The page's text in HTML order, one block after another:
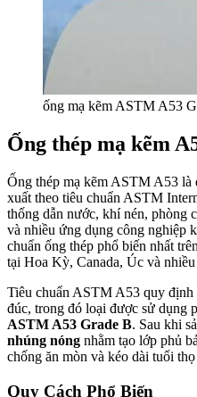
ống mạ kẽm ASTM A53
Ống thép mạ kẽm
Ống thép mạ kẽm ASTM A53 là
xuất theo tiêu chuẩn ASTM
thống dẫn nước, khí nén, phòng
và nhiều ứng dụng công nghiệp
chuẩn ống thép phổ biến nhất
tại Hoa Kỳ, Canada, Úc và
Tiêu chuẩn ASTM A53 quy định
đúc, trong đó loại được sử dụng
ASTM A53 Grade B. Sau khi
nhúng nóng nhằm tạo lớp phủ
chống ăn mòn và kéo dài tuổi thọ
Quy Cách Phổ Biến